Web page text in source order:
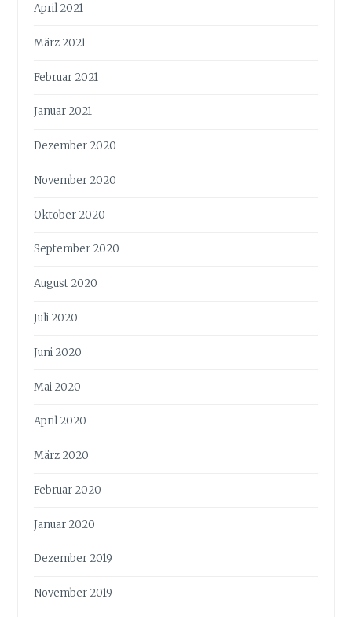
April 2021
März 2021
Februar 2021
Januar 2021
Dezember 2020
November 2020
Oktober 2020
September 2020
August 2020
Juli 2020
Juni 2020
Mai 2020
April 2020
März 2020
Februar 2020
Januar 2020
Dezember 2019
November 2019